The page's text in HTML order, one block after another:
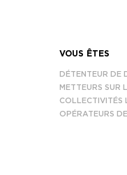
VOUS ÊTES
DÉTENTEUR DE
METTEURS SUR
COLLECTIVITÉS
OPÉRATEURS